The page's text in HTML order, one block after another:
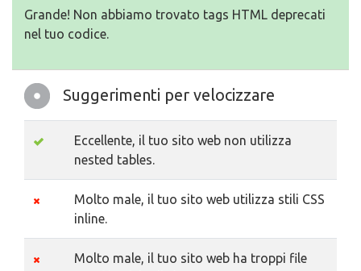
Grande! Non abbiamo trovato tags HTML deprecati
nel tuo codice.
Suggerimenti per velocizzare
Eccellente, il tuo sito web non utilizza
nested tables.
Molto male, il tuo sito web utilizza stili CSS
inline.
Molto male, il tuo sito web ha troppi file